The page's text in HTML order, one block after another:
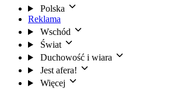
Polska
Reklama
Wschód
Świat
Duchowość i wiara
Jest afera!
Więcej